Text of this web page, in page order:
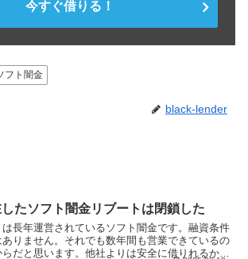
今すぐ借りる！
フト闇金
black-lender
たソフト闇金リブートは閉鎖した
長年運営されているソフト闇金です。融資条件
りません。それでも数年間も営業できているの
だと思います。他社よりは安全に借りれるかも